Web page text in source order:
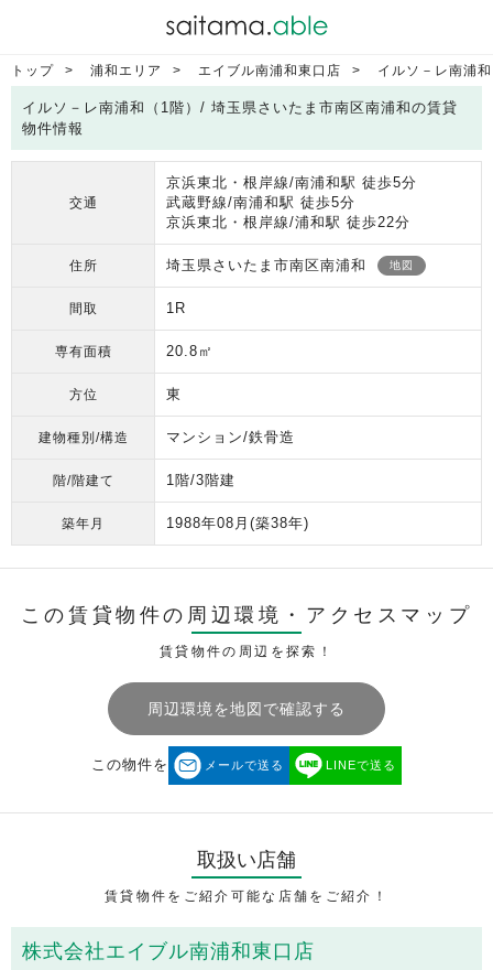
トップ 浦和エリア エイブル南浦和東口店 イルソ－レ南浦
イルソ－レ南浦和（1階）/ 埼玉県さいたま市南区南浦和の賃貸
物件情報
交通
京浜東北・根岸線/南浦和駅 徒歩5分
武蔵野線/南浦和駅 徒歩5分
京浜東北・根岸線/浦和駅 徒歩22分
住所 埼玉県さいたま市南区南浦和 地図
間取 1R
専有面積 20.8㎡
方位 東
建物種別/構造 マンション/鉄骨造
階/階建て 1階/3階建
築年月 1988年08月 (築38年)
この賃貸物件の周辺環境・ アクセスマップ
賃貸物件の周辺を探索！
周辺環境を地図で確認する
この物件を メールで送る LINEで送る
取扱い店舗
賃貸物件をご紹介可能な店舗をご紹介！
株式会社エイブル南浦和東口店